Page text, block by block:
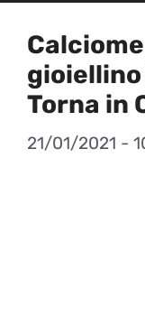
gioiellino
Torna in
21/01/2021 -